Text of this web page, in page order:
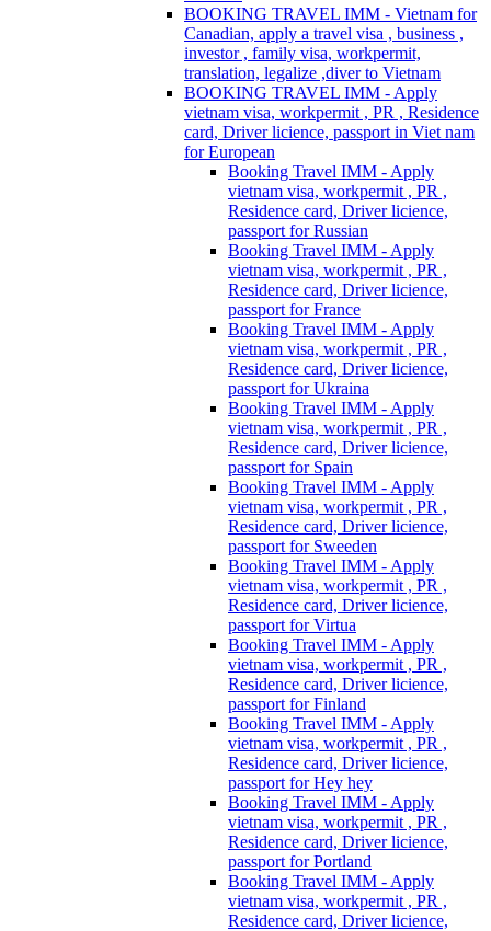
BOOKING TRAVEL IMM - Vietnam for
Canadian, apply a travel visa , business ,
investor , family visa, workpermit,
translation, legalize ,diver to Vietnam
BOOKING TRAVEL IMM - Apply
vietnam visa, workpermit , PR , Residence
card, Driver licience, passport in Viet nam
for European
Booking Travel IMM - Apply
vietnam visa, workpermit , PR ,
Residence card, Driver licience,
passport for Russian
Booking Travel IMM - Apply
vietnam visa, workpermit , PR ,
Residence card, Driver licience,
passport for France
Booking Travel IMM - Apply
vietnam visa, workpermit , PR ,
Residence card, Driver licience,
passport for Ukraina
Booking Travel IMM - Apply
vietnam visa, workpermit , PR ,
Residence card, Driver licience,
passport for Spain
Booking Travel IMM - Apply
vietnam visa, workpermit , PR ,
Residence card, Driver licience,
passport for Sweeden
Booking Travel IMM - Apply
vietnam visa, workpermit , PR ,
Residence card, Driver licience,
passport for Virtua
Booking Travel IMM - Apply
vietnam visa, workpermit , PR ,
Residence card, Driver licience,
passport for Finland
Booking Travel IMM - Apply
vietnam visa, workpermit , PR ,
Residence card, Driver licience,
passport for Hey hey
Booking Travel IMM - Apply
vietnam visa, workpermit , PR ,
Residence card, Driver licience,
passport for Portland
Booking Travel IMM - Apply
vietnam visa, workpermit , PR ,
Residence card, Driver licience,